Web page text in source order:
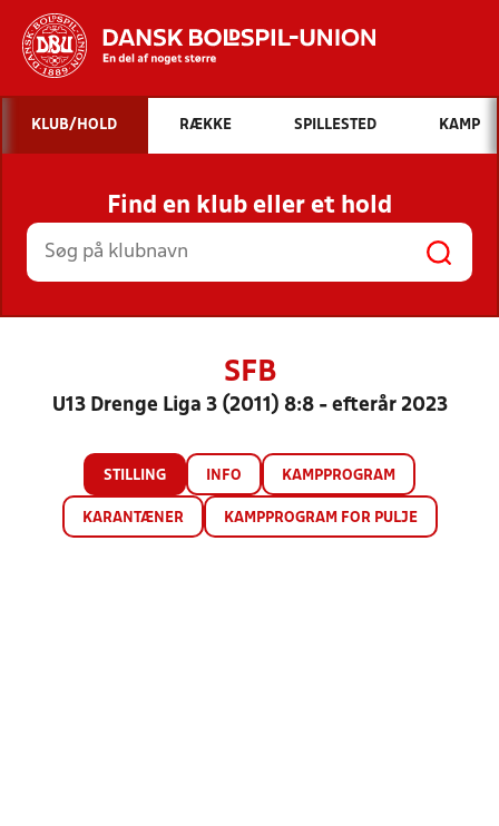
Hvad vil du søge efter?
INDHOLD OG NYHEDER
STILLINGER, RESULTATER, KLUBBER OG
HOLD
KLUB/HOLD RÆKKE SPILLESTED KAMP
Find en klub eller et hold
SFB
U13 Drenge Liga 3 (2011) 8:8 - efterår 2023
STILLING INFO KAMPPROGRAM
KARANTÆNER KAMPPROGRAM FOR PULJE